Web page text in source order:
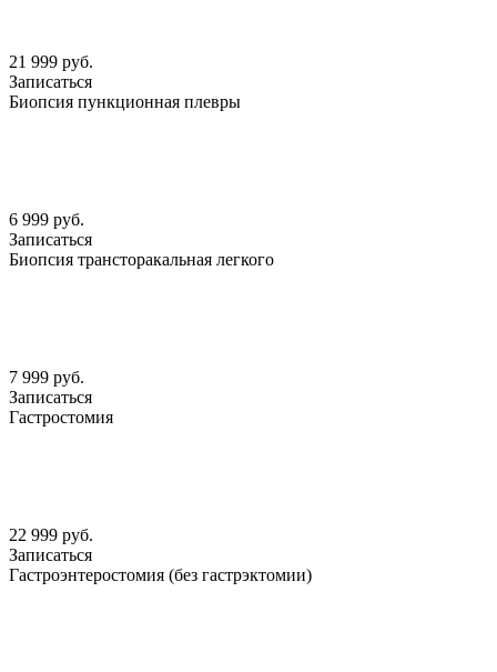
21 999 руб.
Записаться
Биопсия пункционная плевры
6 999 руб.
Записаться
Биопсия трансторакальная легкого
7 999 руб.
Записаться
Гастростомия
22 999 руб.
Записаться
Гастроэнтеростомия (без гастрэктомии)